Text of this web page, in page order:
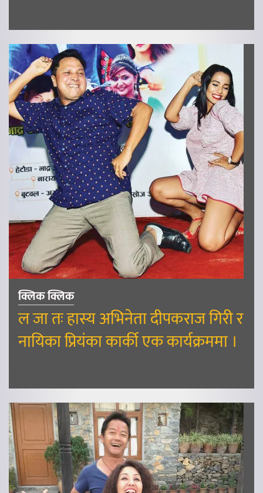
क्लिक क्लिक
ल जा तः हास्य अभिनेता दीपकराज गिरी र
नायिका प्रियंका कार्की एक कार्यक्रममा ।